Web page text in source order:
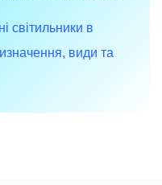
світильники в
види та